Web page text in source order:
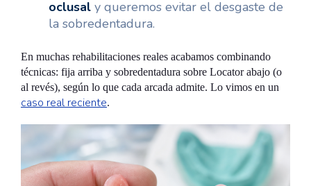
oclusal y queremos evitar el desgaste de
la sobredentadura.
En muchas rehabilitaciones reales acabamos combinando
técnicas: fija arriba y sobredentadura sobre Locator abajo (o
al revés), según lo que cada arcada admite. Lo vimos en un
caso real reciente.